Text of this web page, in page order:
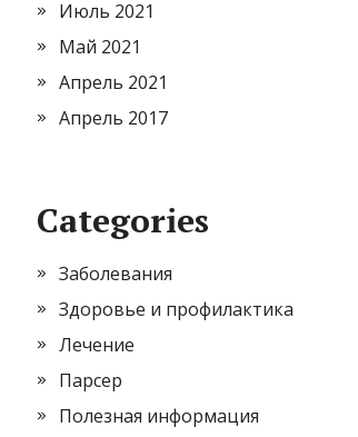
Июль 2021
Май 2021
Апрель 2021
Апрель 2017
Categories
Заболевания
Здоровье и профилактика
Лечение
Парсер
Полезная информация